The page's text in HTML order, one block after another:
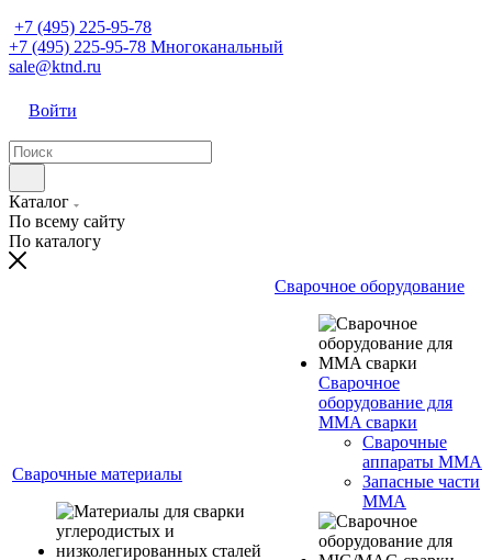
+7 (495) 225-95-78
+7 (495) 225-95-78 Многоканальный
sale@ktnd.ru
Войти
Каталог
По всему сайту
По каталогу
Сварочные материалы
Сварочное оборудование
Сварочное
оборудование для
MMA сварки
Сварочные
аппараты MMA
Запасные части
MMA